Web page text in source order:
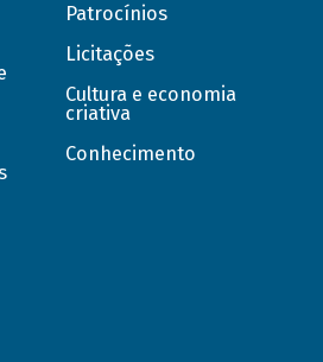
Patrocínios
Licitações
Cultura e economia
criativa
Conhecimento